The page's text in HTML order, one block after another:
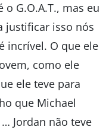
G.O.A.T., mas eu
justificar isso nós
incrível. O que ele
como ele
ele teve para
que Michael
Jordan não teve